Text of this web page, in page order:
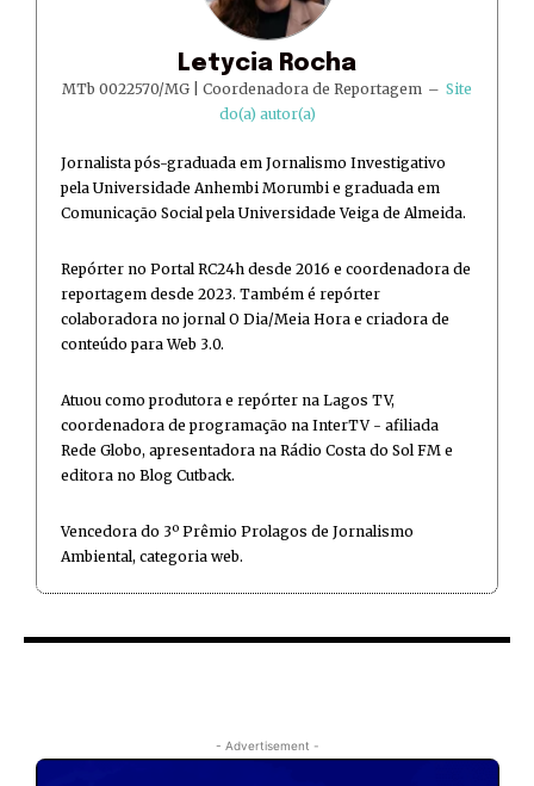
Letycia Rocha
MTb 0022570/MG | Coordenadora de Reportagem – Site
do(a) autor(a)
Jornalista pós-graduada em Jornalismo Investigativo
pela Universidade Anhembi Morumbi e graduada em
Comunicação Social pela Universidade Veiga de Almeida.
Repórter no Portal RC24h desde 2016 e coordenadora de
reportagem desde 2023. Também é repórter
colaboradora no jornal O Dia/Meia Hora e criadora de
conteúdo para Web 3.0.
Atuou como produtora e repórter na Lagos TV,
coordenadora de programação na InterTV - afiliada
Rede Globo, apresentadora na Rádio Costa do Sol FM e
editora no Blog Cutback.
Vencedora do 3º Prêmio Prolagos de Jornalismo
Ambiental, categoria web.
- Advertisement -